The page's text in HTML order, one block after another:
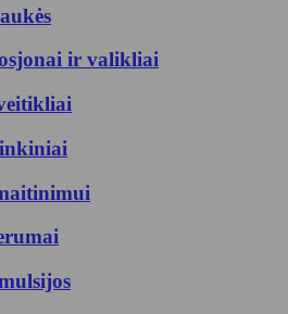
ir valikliai